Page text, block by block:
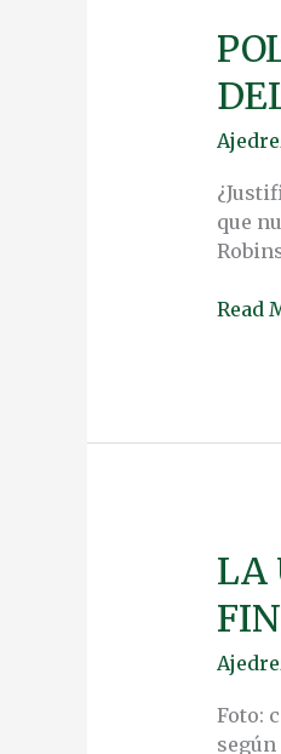
que
NOBEL
DEL
SUR
BAJO
LENTE
Read
LA
Foto:
LA
DEL